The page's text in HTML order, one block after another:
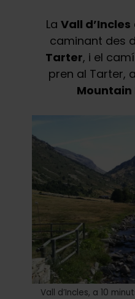
La Vall d’Incles
caminant des
Tarter, i el
pren al Tarter,
Mountain
Vall d’Incles, a 10